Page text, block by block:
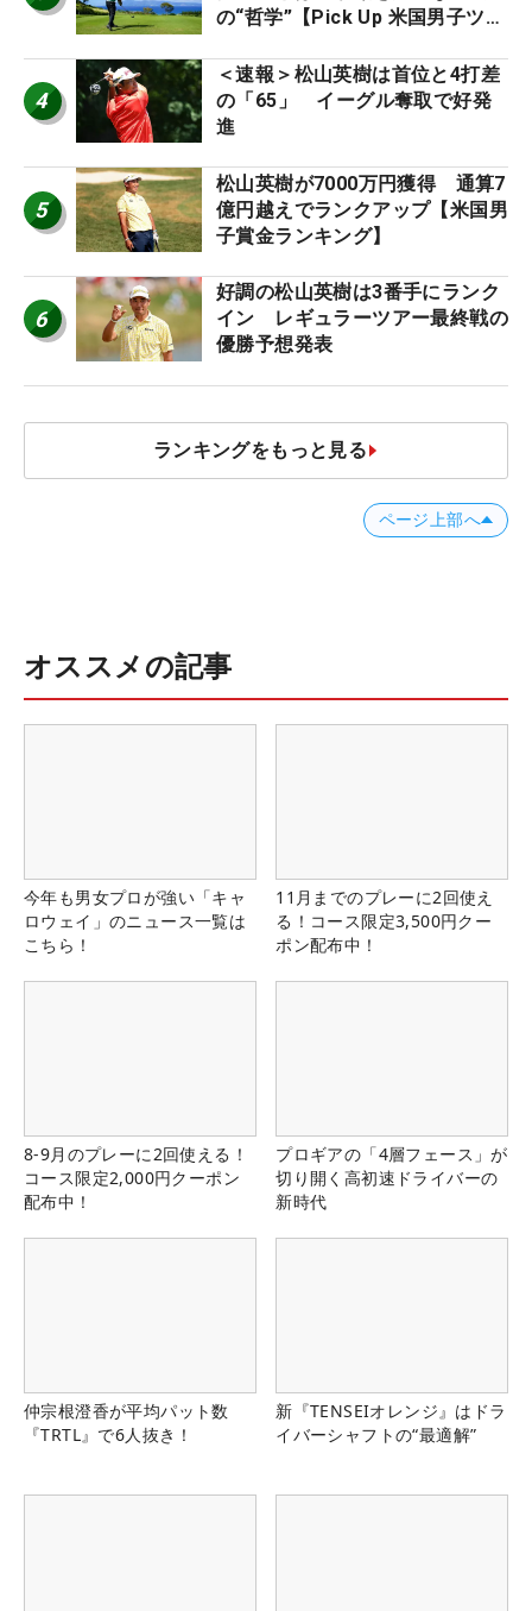
の“哲学”【Pick Up 米国男子ツア
4
＜速報＞松山英樹は首位と4打差
の「65」 イーグル奪取で好発
進
5
松山英樹が7000万円獲得 通算7
億円越えでランクアップ【米国男
子賞金ランキング】
6
好調の松山英樹は3番手にランク
イン レギュラーツアー最終戦の
優勝予想発表
ランキングをもっと見る
ページ上部へ
オススメの記事
今年も男女プロが強い「キャ
ロウェイ」のニュース一覧は
こちら！
11月までのプレーに2回使え
る！コース限定3,500円クー
ポン配布中！
8-9月のプレーに2回使える！
コース限定2,000円クーポン
配布中！
プロギアの「4層フェース」が
切り開く高初速ドライバーの
新時代
仲宗根澄香が平均パット数
『TRTL』で6人抜き！
新『TENSEIオレンジ』はドラ
イバーシャフトの“最適解”